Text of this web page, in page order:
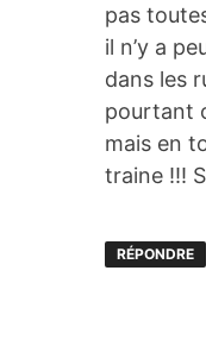
pas
il n’y a
dans les
pourtant
mais en
traine !!!
RÉPONDRE